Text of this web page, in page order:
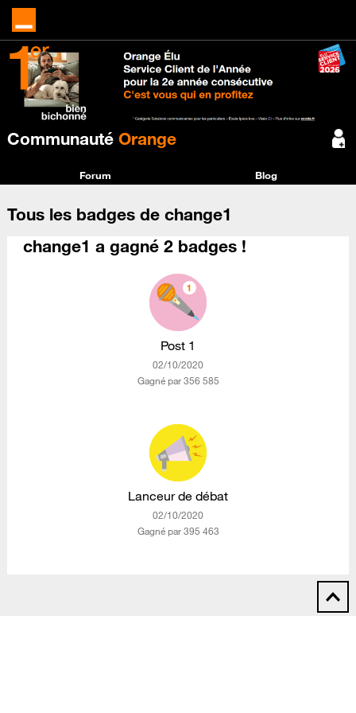
Communauté Orange
Forum Blog
Tous les badges de change1
change1 a gagné 2 badges !
Post 1
‎02/10/2020
Gagné par 356 585
Lanceur de débat
‎02/10/2020
Gagné par 395 463